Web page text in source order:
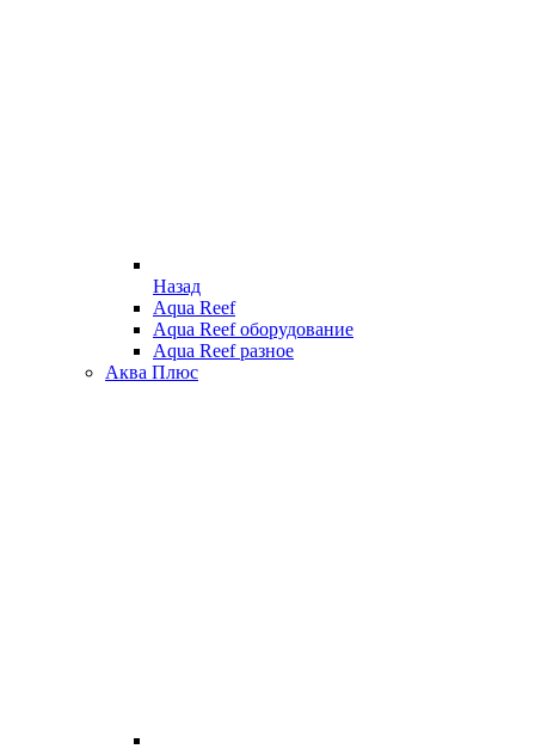
Назад
Aqua Reef
Aqua Reef оборудование
Aqua Reef разное
Аква Плюс